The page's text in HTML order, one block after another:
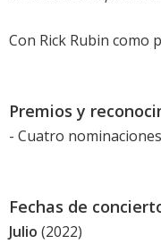
Con Rick Rubin como
Premios y
- Cuatro
Fechas de
Julio (2022)